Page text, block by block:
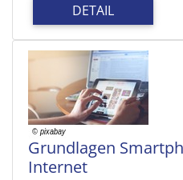
DETAIL
Grundlagen
Internet